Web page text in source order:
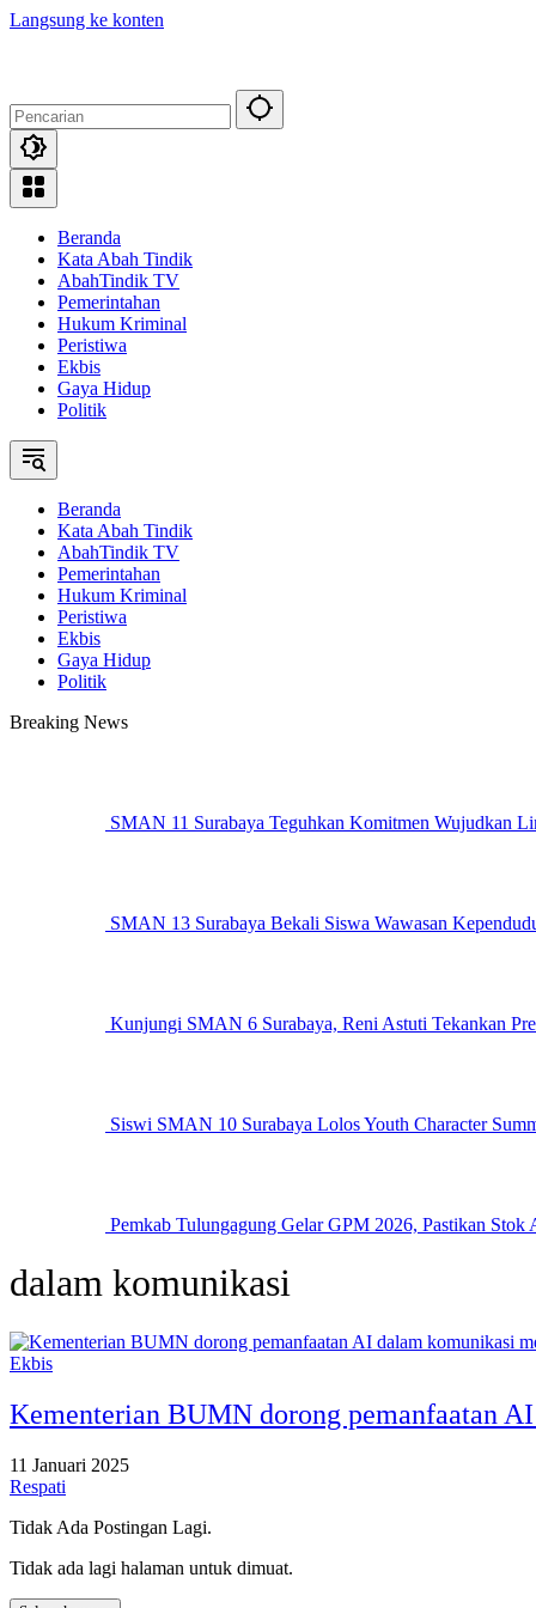
Langsung ke konten
Beranda
Kata Abah Tindik
AbahTindik TV
Pemerintahan
Hukum Kriminal
Peristiwa
Ekbis
Gaya Hidup
Politik
Beranda
Kata Abah Tindik
AbahTindik TV
Pemerintahan
Hukum Kriminal
Peristiwa
Ekbis
Gaya Hidup
Politik
Breaking News
SMAN 11 Surabaya Teguhkan Komitmen Wujudkan
SMAN 13 Surabaya Bekali Siswa Wawasan
Kunjungi SMAN 6 Surabaya, Reni Astuti Tekankan
Siswi SMAN 10 Surabaya Lolos Youth Character
Pemkab Tulungagung Gelar GPM 2026, Pastikan Stok
dalam komunikasi
Ekbis
Kementerian BUMN dorong pemanfaatan
11 Januari 2025
Respati
Tidak Ada Postingan Lagi.
Tidak ada lagi halaman untuk dimuat.